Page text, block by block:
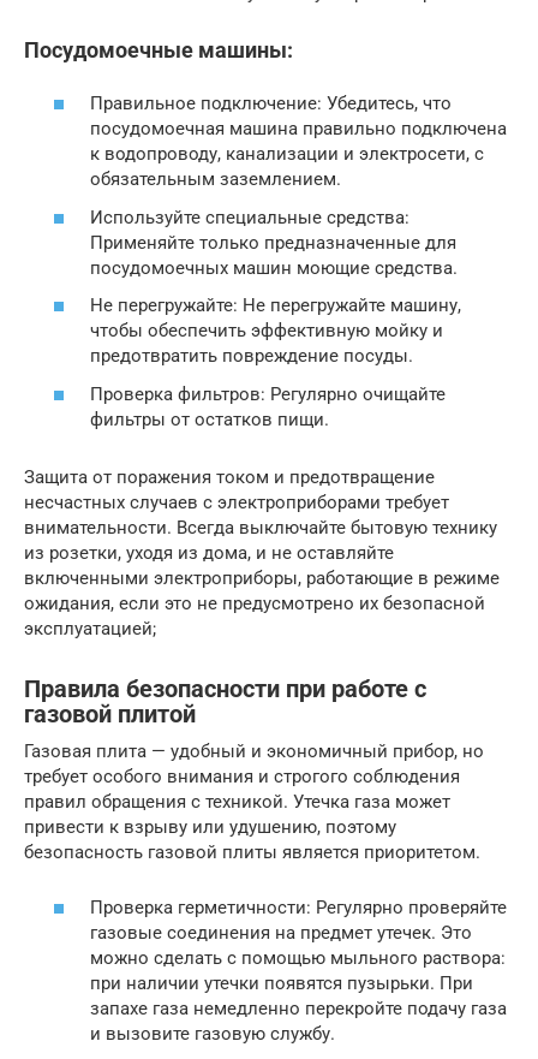
Посудомоечные машины:
Правильное подключение: Убедитесь, что
посудомоечная машина правильно подключена
к водопроводу, канализации и электросети, с
обязательным заземлением.
Используйте специальные средства:
Применяйте только предназначенные для
посудомоечных машин моющие средства.
Не перегружайте: Не перегружайте машину,
чтобы обеспечить эффективную мойку и
предотвратить повреждение посуды.
Проверка фильтров: Регулярно очищайте
фильтры от остатков пищи.
Защита от поражения током и предотвращение
несчастных случаев с электроприборами требует
внимательности. Всегда выключайте бытовую технику
из розетки, уходя из дома, и не оставляйте
включенными электроприборы, работающие в режиме
ожидания, если это не предусмотрено их безопасной
эксплуатацией;
Правила безопасности при работе с
газовой плитой
Газовая плита — удобный и экономичный прибор, но
требует особого внимания и строгого соблюдения
правил обращения с техникой. Утечка газа может
привести к взрыву или удушению, поэтому
безопасность газовой плиты является приоритетом.
Проверка герметичности: Регулярно проверяйте
газовые соединения на предмет утечек. Это
можно сделать с помощью мыльного раствора:
при наличии утечки появятся пузырьки. При
запахе газа немедленно перекройте подачу газа
и вызовите газовую службу.